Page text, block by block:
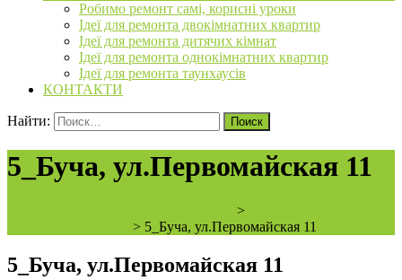
Робимо ремонт самі, корисні уроки
Ідеї для ремонта двокімнатних квартир
Ідеї для ремонта дитячих кімнат
Ідеї для ремонта однокімнатних квартир
Ідеї для ремонта таунхаусів
КОНТАКТИ
Найти:
5_Буча, ул.Первомайская 11
>
> 5_Буча, ул.Первомайская 11
5_Буча, ул.Первомайская 11